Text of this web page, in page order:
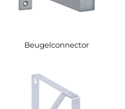
Beugelconnector